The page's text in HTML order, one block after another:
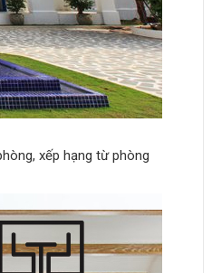
xếp hạng từ phòng